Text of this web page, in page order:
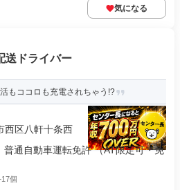
気になる
送ドライバー
もココロも充電されちゃう!?
西区八軒十条西
通自動車運転免許 （AT限定可・免
個